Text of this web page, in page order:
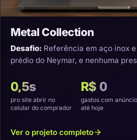
Metal Collection
Desafio: Referência em aço inox
prédio do Neymar, e nenhuma
0,5s
pro site abrir no
celular do comprador
R$ 0
gastos com anúncio
até hoje
Ver o projeto completo